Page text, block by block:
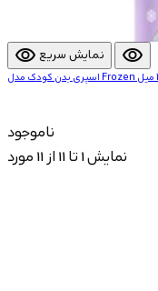
visibility نمایش سریع visibility
ناموجود
نمایش 1 تا 11 از 11 مورد